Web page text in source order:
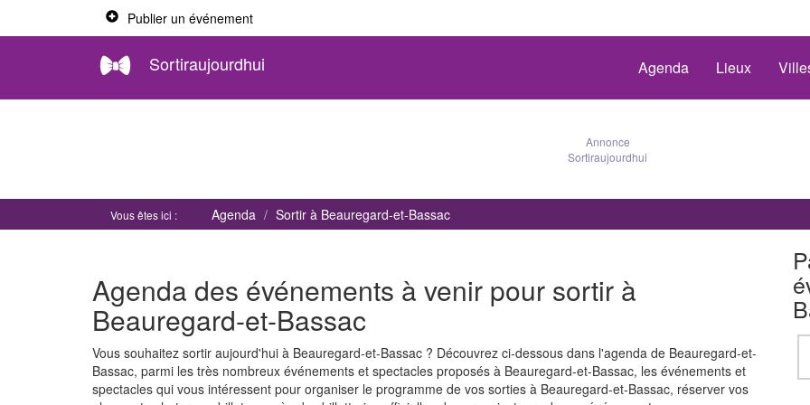
Publier un événement
Sortiraujourdhui Agenda Lieux
Annonce
Sortiraujourdhui
Vous êtes ici : Agenda Sortir à Beauregard-et-Bassac
Agenda des événements à venir pour sortir à
Beauregard-et-Bassac
Vous souhaitez sortir aujourd'hui à Beauregard-et-Bassac ? Découvrez ci-dessous dans l'agenda de Beauregard-et-
Bassac, parmi les très nombreux événements et spectacles proposés à Beauregard-et-Bassac, les événements et
spectacles qui vous intéressent pour organiser le programme de vos sorties à Beauregard-et-Bassac, réserver vos